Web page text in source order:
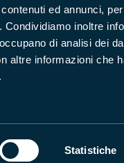
ed annunci,
inoltre
di analisi dei
altre informazioni che
Statistiche
Enti di
Storie
Prodotti